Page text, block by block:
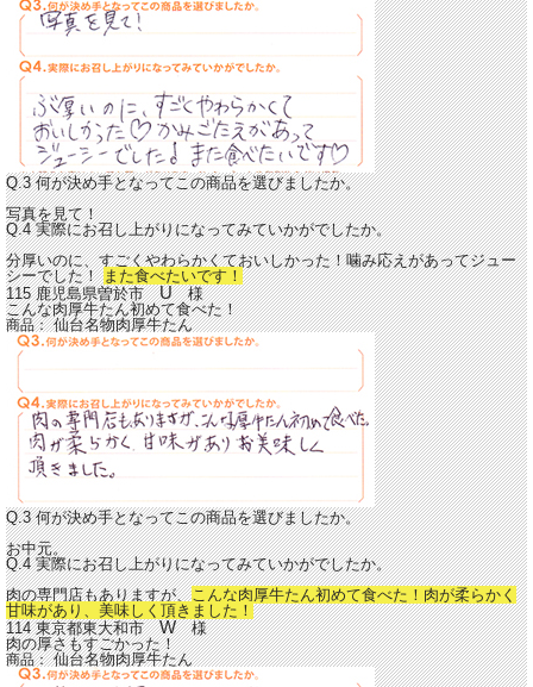
Q.3 何が決め手となってこの商品を選びましたか。
写真を見て！
Q.4 実際にお召し上がりになってみていかがでしたか。
分厚いのに、すごくやわらかくておいしかった！噛み応えがあってジュー
シーでした！ また食べたいです！
115 鹿児島県曽於市U様
こんな肉厚牛たん初めて食べた！
商品：仙台名物肉厚牛たん
Q.3 何が決め手となってこの商品を選びましたか。
お中元。
Q.4 実際にお召し上がりになってみていかがでしたか。
肉の専門店もありますが、 こんな肉厚牛たん初めて食べた！肉が柔らかく
甘味があり、美味しく頂きました！
114 東京都東大和市W様
肉の厚さもすごかった！
商品：仙台名物肉厚牛たん